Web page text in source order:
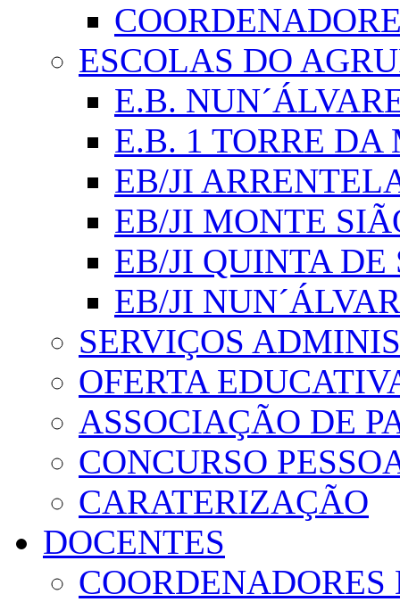
ESCOLAS DO
E.B.
E.B. 1 TORRE
EB/JI
EB/JI MONTE
EB/JI QUINTA DE
EB/JI
SERVIÇOS
OFERTA
ASSOCIAÇÃO DE
CONCURSO
CARATERIZAÇÃO
DOCENTES